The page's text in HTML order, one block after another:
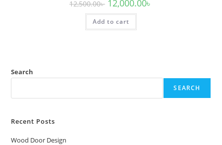
12,500.00৳ price
was:
12,500.00৳ .
12,000.00৳
Add to cart
Search
SEARCH
Recent Posts
Wood Door Design